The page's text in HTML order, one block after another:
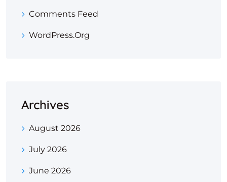
Comments Feed
WordPress.org
Archives
August 2026
July 2026
June 2026